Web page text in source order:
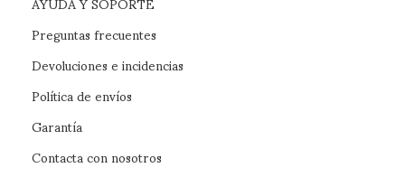
Preguntas frecuentes
Devoluciones e incidencias
Política de envíos
Garantía
Contacta con nosotros